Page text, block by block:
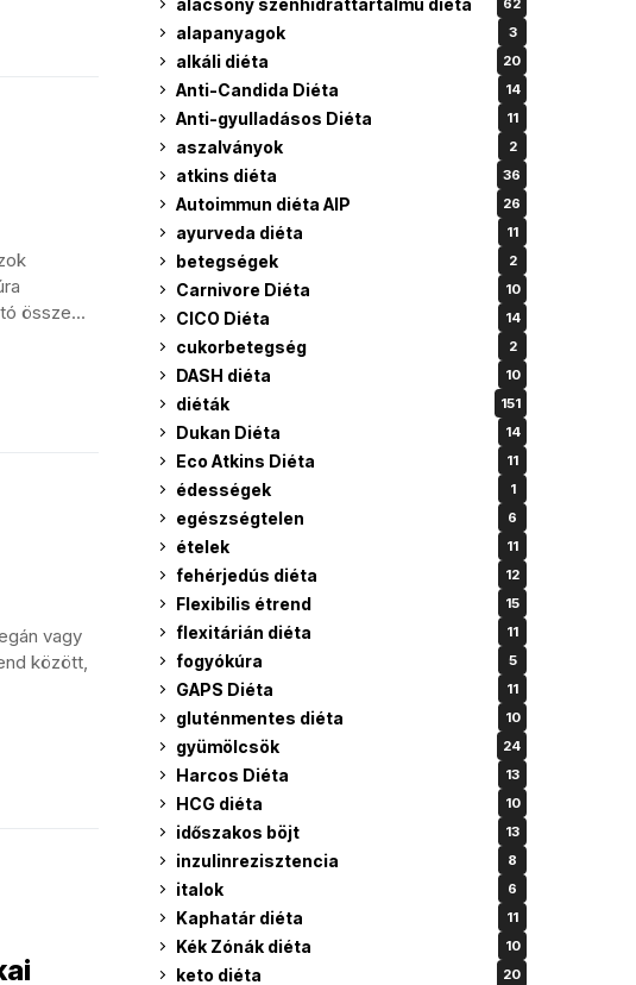
össze...
vagy
között,
62
alapanyagok 3
alkáli diéta 20
Anti-Candida Diéta 14
Anti-gyulladásos Diéta 11
aszalványok 2
atkins diéta 36
Autoimmun diéta AIP 26
ayurveda diéta 11
betegségek 2
Carnivore Diéta 10
CICO Diéta 14
cukorbetegség 2
DASH diéta 10
diéták 151
Dukan Diéta 14
Eco Atkins Diéta 11
édességek 1
egészségtelen 6
ételek 11
fehérjedús diéta 12
Flexibilis étrend 15
flexitárián diéta 11
fogyókúra 5
GAPS Diéta 11
gluténmentes diéta 10
gyümölcsök 24
Harcos Diéta 13
HCG diéta 10
időszakos böjt 13
inzulinrezisztencia 8
italok 6
Kaphatár diéta 11
Kék Zónák diéta 10
keto diéta 20